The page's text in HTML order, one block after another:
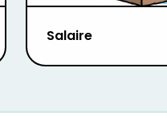
Salaire